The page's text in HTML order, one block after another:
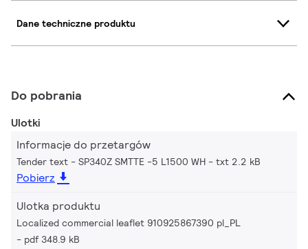
Dane techniczne produktu
Do pobrania
Ulotki
Informacje do przetargów
Tender text - SP340Z SMTTE -5 L1500 WH txt 2.2 kB
Pobierz
Ulotka produktu
Localized commercial leaflet 910925867390 pl_PL
pdf 348.9 kB